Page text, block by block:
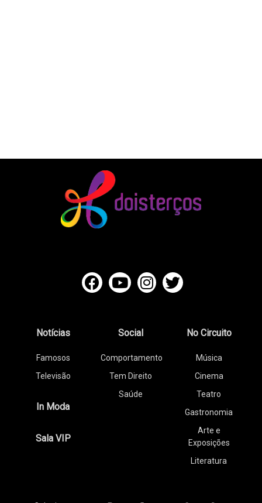
Notícias
Famosos
Televisão
In Moda
Sala VIP
Social
Comportamento
Tem Direito
Saúde
No Circuito
Música
Cinema
Teatro
Gastronomia
Arte e
Exposições
Literatura